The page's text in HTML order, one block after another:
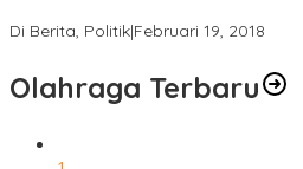
Di Berita, Politik|Februari 19, 2018
Olahraga Terbaru